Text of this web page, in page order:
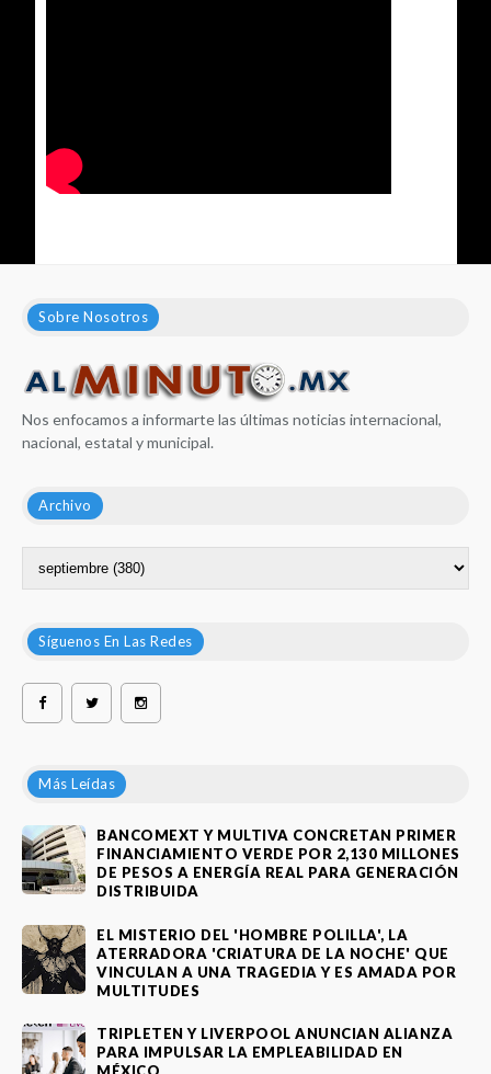
Sobre Nosotros
Nos enfocamos a informarte las últimas noticias internacional,
nacional, estatal y municipal.
Archivo
Síguenos En Las Redes
Más Leídas
BANCOMEXT Y MULTIVA CONCRETAN PRIMER
FINANCIAMIENTO VERDE POR 2,130 MILLONES
DE PESOS A ENERGÍA REAL PARA GENERACIÓN
DISTRIBUIDA
EL MISTERIO DEL 'HOMBRE POLILLA', LA
ATERRADORA 'CRIATURA DE LA NOCHE' QUE
VINCULAN A UNA TRAGEDIA Y ES AMADA POR
MULTITUDES
TRIPLETEN Y LIVERPOOL ANUNCIAN ALIANZA
PARA IMPULSAR LA EMPLEABILIDAD EN